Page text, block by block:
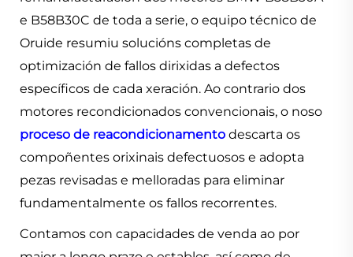
e B58B30C de toda a serie, o equipo técnico de
Oruide resumiu solucións completas de
optimización de fallos dirixidas a defectos
específicos de cada xeración. Ao contrario dos
motores recondicionados convencionais, o noso
proceso de reacondicionamento descarta os
compoñentes orixinais defectuosos e adopta
pezas revisadas e melloradas para eliminar
fundamentalmente os fallos recorrentes.
Contamos con capacidades de venda ao por